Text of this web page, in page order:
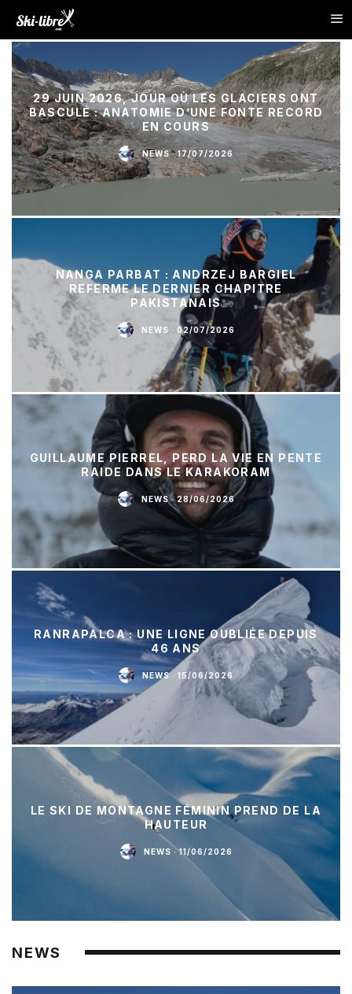
29 JUIN 2026, JOUR OÙ LES GLACIERS ONT
BASCULÉ : ANATOMIE D’UNE FONTE RECORD
EN COURS
NEWS · 17/07/2026
NANGA PARBAT : ANDRZEJ BARGIEL
REFERME LE DERNIER CHAPITRE
PAKISTANAIS
NEWS · 02/07/2026
GUILLAUME PIERREL, PERD LA VIE EN PENTE
RAIDE DANS LE KARAKORAM
NEWS · 28/06/2026
RANRAPALCA : UNE LIGNE OUBLIÉE DEPUIS
46 ANS
NEWS · 15/06/2026
LE SKI DE MONTAGNE FÉMININ PREND DE LA
HAUTEUR
NEWS · 11/06/2026
NEWS